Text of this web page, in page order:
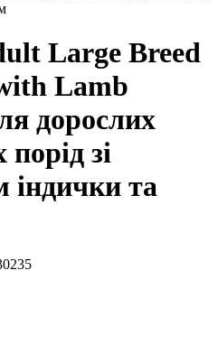
Large Breed
Lamb
дорослих
зі
індички та